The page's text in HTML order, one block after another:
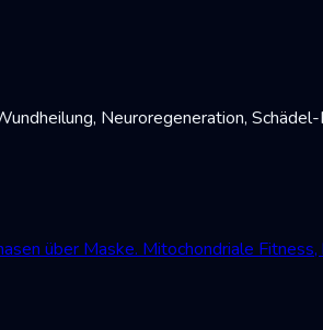
Neuroregeneration,
über Maske. Mitochondriale